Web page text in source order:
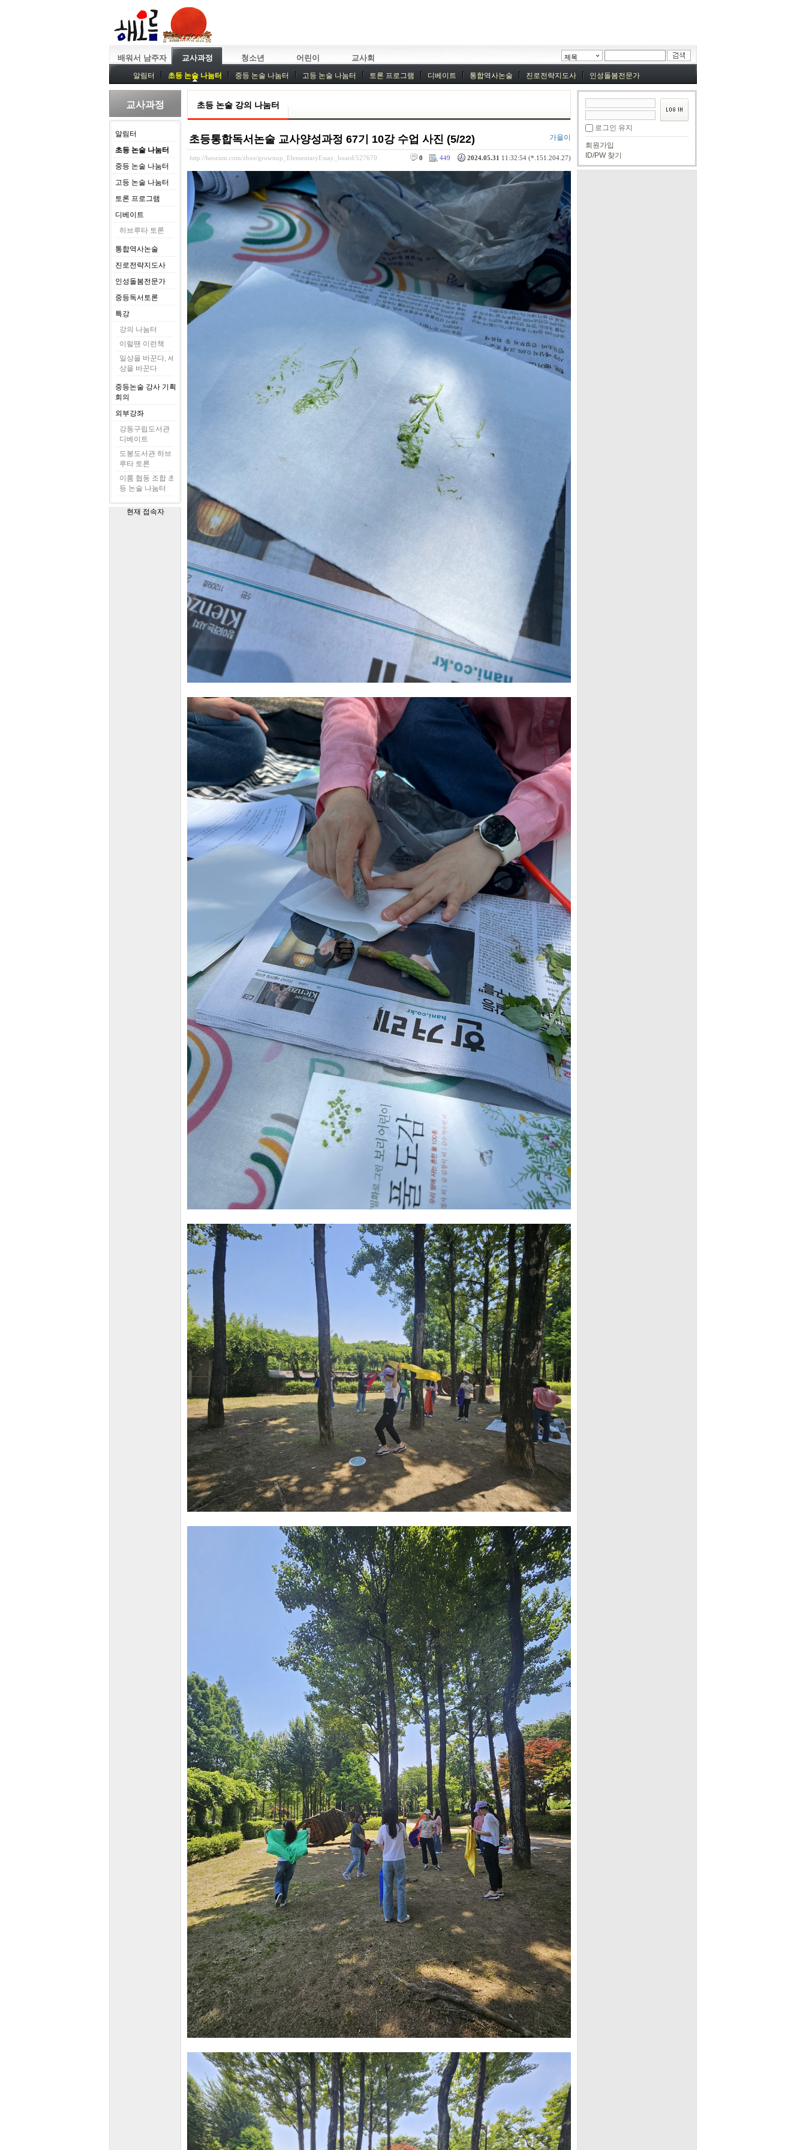
배워서 남주자 교사과정 청소년 어린이 교사회
알림터 초등 논술 나눔터 중등 논술 나눔터 고등 논술 나눔터 토론 프로그램 디베이트 통합역사논술 진로전략지도사
인성돌봄전문가
중등독서토론
특강 중등논술 강사 기획회의 외부강좌
제목
교사과정
알림터
초등 논술 나눔터
중등 논술 나눔터
고등 논술 나눔터
토론 프로그램
디베이트
하브루타 토론
통합역사논술
진로전략지도사
인성돌봄전문가
중등독서토론
특강
강의 나눔터
이럴땐 이런책
일상을 바꾼다, 세
상을 바꾼다
중등논술 강사 기획
회의
외부강좌
강동구립도서관
디베이트
도봉도서관 하브
루타 토론
이룸 협동 조합 초
등 논술 나눔터
현재 접속자
초등 논술 강의 나눔터
초등통합독서논술 교사양성과정 67기 10강 수업 사진 (5/22) 가을이
http://heorum.com/zbxe/grownup_ElementaryEssay_board/527670 2024.05.31 11:32:54 (*.151.204.27)
449
0
로그인 유지
회원가입
ID/PW 찾기